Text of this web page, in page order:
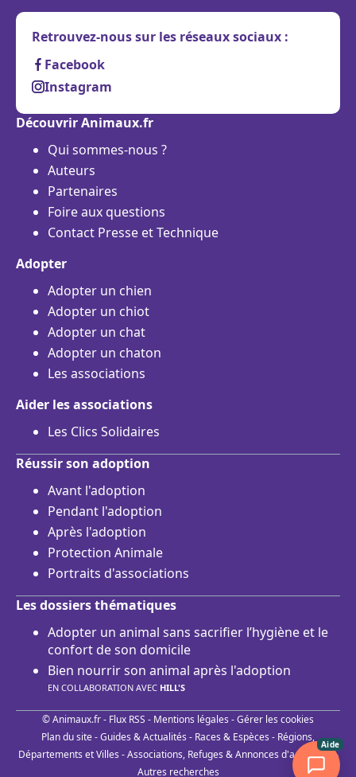
Retrouvez-nous sur les réseaux sociaux :
Facebook
Instagram
Découvrir Animaux.fr
Qui sommes-nous ?
Auteurs
Partenaires
Foire aux questions
Contact Presse et Technique
Adopter
Adopter un chien
Adopter un chiot
Adopter un chat
Adopter un chaton
Les associations
Aider les associations
Les Clics Solidaires
Réussir son adoption
Avant l'adoption
Pendant l'adoption
Après l'adoption
Protection Animale
Portraits d'associations
Les dossiers thématiques
Adopter un animal sans sacrifier l’hygiène et le
confort de son domicile
Bien nourrir son animal après l'adoption
EN COLLABORATION AVEC HILL'S
© Animaux.fr - Flux RSS - Mentions légales -Gérer les cookies
Plan du site-Guides & Actualités - Races & Espèces - Régions,
Départements et Villes -Associations, Refuges & Annonces d'adoptions-
Autres recherches
Aide